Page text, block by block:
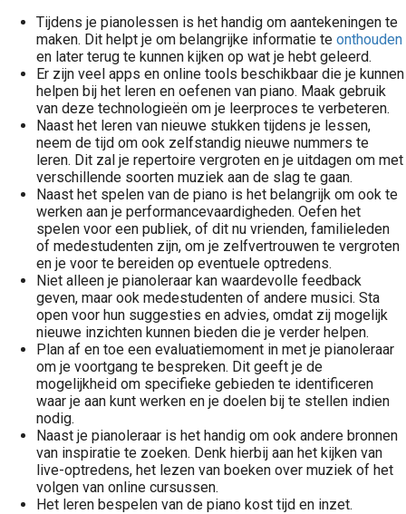
Tijdens je pianolessen is het handig om aantekeningen te
maken. Dit helpt je om belangrijke informatie te onthouden
en later terug te kunnen kijken op wat je hebt geleerd.
Er zijn veel apps en online tools beschikbaar die je kunnen
helpen bij het leren en oefenen van piano. Maak gebruik
van deze technologieën om je leerproces te verbeteren.
Naast het leren van nieuwe stukken tijdens je lessen,
neem de tijd om ook zelfstandig nieuwe nummers te
leren. Dit zal je repertoire vergroten en je uitdagen om met
verschillende soorten muziek aan de slag te gaan.
Naast het spelen van de piano is het belangrijk om ook te
werken aan je performancevaardigheden. Oefen het
spelen voor een publiek, of dit nu vrienden, familieleden
of medestudenten zijn, om je zelfvertrouwen te vergroten
en je voor te bereiden op eventuele optredens.
Niet alleen je pianoleraar kan waardevolle feedback
geven, maar ook medestudenten of andere musici. Sta
open voor hun suggesties en advies, omdat zij mogelijk
nieuwe inzichten kunnen bieden die je verder helpen.
Plan af en toe een evaluatiemoment in met je pianoleraar
om je voortgang te bespreken. Dit geeft je de
mogelijkheid om specifieke gebieden te identificeren
waar je aan kunt werken en je doelen bij te stellen indien
nodig.
Naast je pianoleraar is het handig om ook andere bronnen
van inspiratie te zoeken. Denk hierbij aan het kijken van
live-optredens, het lezen van boeken over muziek of het
volgen van online cursussen.
Het leren bespelen van de piano kost tijd en inzet.